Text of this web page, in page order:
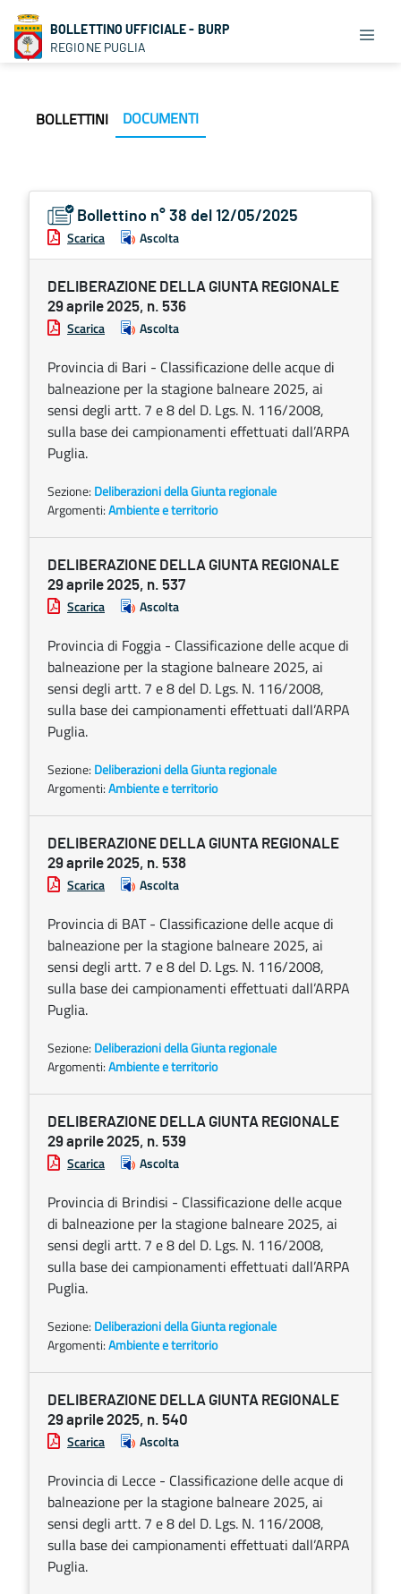
BOLLETTINO UFFICIALE - BURP
REGIONE PUGLIA
BOLLETTINI DOCUMENTI
Bollettino n° 38 del 12/05/2025
Scarica Ascolta
DELIBERAZIONE DELLA GIUNTA REGIONALE
29 aprile 2025, n. 536
Scarica Ascolta
Provincia di Bari - Classificazione delle acque di
balneazione per la stagione balneare 2025, ai
sensi degli artt. 7 e 8 del D. Lgs. N. 116/2008,
sulla base dei campionamenti effettuati dall’ARPA
Puglia.
Sezione: Deliberazioni della Giunta regionale
Argomenti:Ambiente e territorio
DELIBERAZIONE DELLA GIUNTA REGIONALE
29 aprile 2025, n. 537
Scarica Ascolta
Provincia di Foggia - Classificazione delle acque di
balneazione per la stagione balneare 2025, ai
sensi degli artt. 7 e 8 del D. Lgs. N. 116/2008,
sulla base dei campionamenti effettuati dall’ARPA
Puglia.
Sezione: Deliberazioni della Giunta regionale
Argomenti:Ambiente e territorio
DELIBERAZIONE DELLA GIUNTA REGIONALE
29 aprile 2025, n. 538
Scarica Ascolta
Provincia di BAT - Classificazione delle acque di
balneazione per la stagione balneare 2025, ai
sensi degli artt. 7 e 8 del D. Lgs. N. 116/2008,
sulla base dei campionamenti effettuati dall’ARPA
Puglia.
Sezione: Deliberazioni della Giunta regionale
Argomenti:Ambiente e territorio
DELIBERAZIONE DELLA GIUNTA REGIONALE
29 aprile 2025, n. 539
Scarica Ascolta
Provincia di Brindisi - Classificazione delle acque
di balneazione per la stagione balneare 2025, ai
sensi degli artt. 7 e 8 del D. Lgs. N. 116/2008,
sulla base dei campionamenti effettuati dall’ARPA
Puglia.
Sezione: Deliberazioni della Giunta regionale
Argomenti:Ambiente e territorio
DELIBERAZIONE DELLA GIUNTA REGIONALE
29 aprile 2025, n. 540
Scarica Ascolta
Provincia di Lecce - Classificazione delle acque di
balneazione per la stagione balneare 2025, ai
sensi degli artt. 7 e 8 del D. Lgs. N. 116/2008,
sulla base dei campionamenti effettuati dall’ARPA
Puglia.